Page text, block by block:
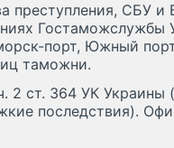
преступления, СБУ
Гостаможслужбы
порт, Южный
таможни.
2 ст. 364 УК Украины
последствия).